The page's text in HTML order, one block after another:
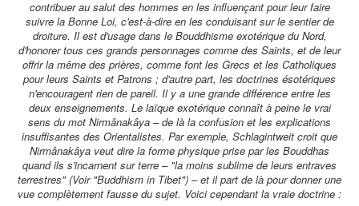
contribuer au salut des hommes en les influençant pour leur faire
suivre la Bonne Loi, c'est-à-dire en les conduisant sur le sentier de
droiture. Il est d'usage dans le Bouddhisme exotérique du Nord,
d'honorer tous ces grands personnages comme des Saints, et de leur
offrir la même des prières, comme font les Grecs et les Catholiques
pour leurs Saints et Patrons ; d'autre part, les doctrines ésotériques
n'encouragent rien de pareil. Il y a une grande différence entre les
deux enseignements. Le laïque exotérique connaît à peine le vrai
sens du mot Nirmânakâya – de là la confusion et les explications
insuffisantes des Orientalistes. Par exemple, Schlagintweit croit que
Nirmânakâya veut dire la forme physique prise par les Bouddhas
quand ils s'incarnent sur terre – "la moins sublime de leurs entraves
terrestres" (Voir "Buddhism in Tibet") – et il part de là pour donner une
vue complètement fausse du sujet. Voici cependant la vraie doctrine :